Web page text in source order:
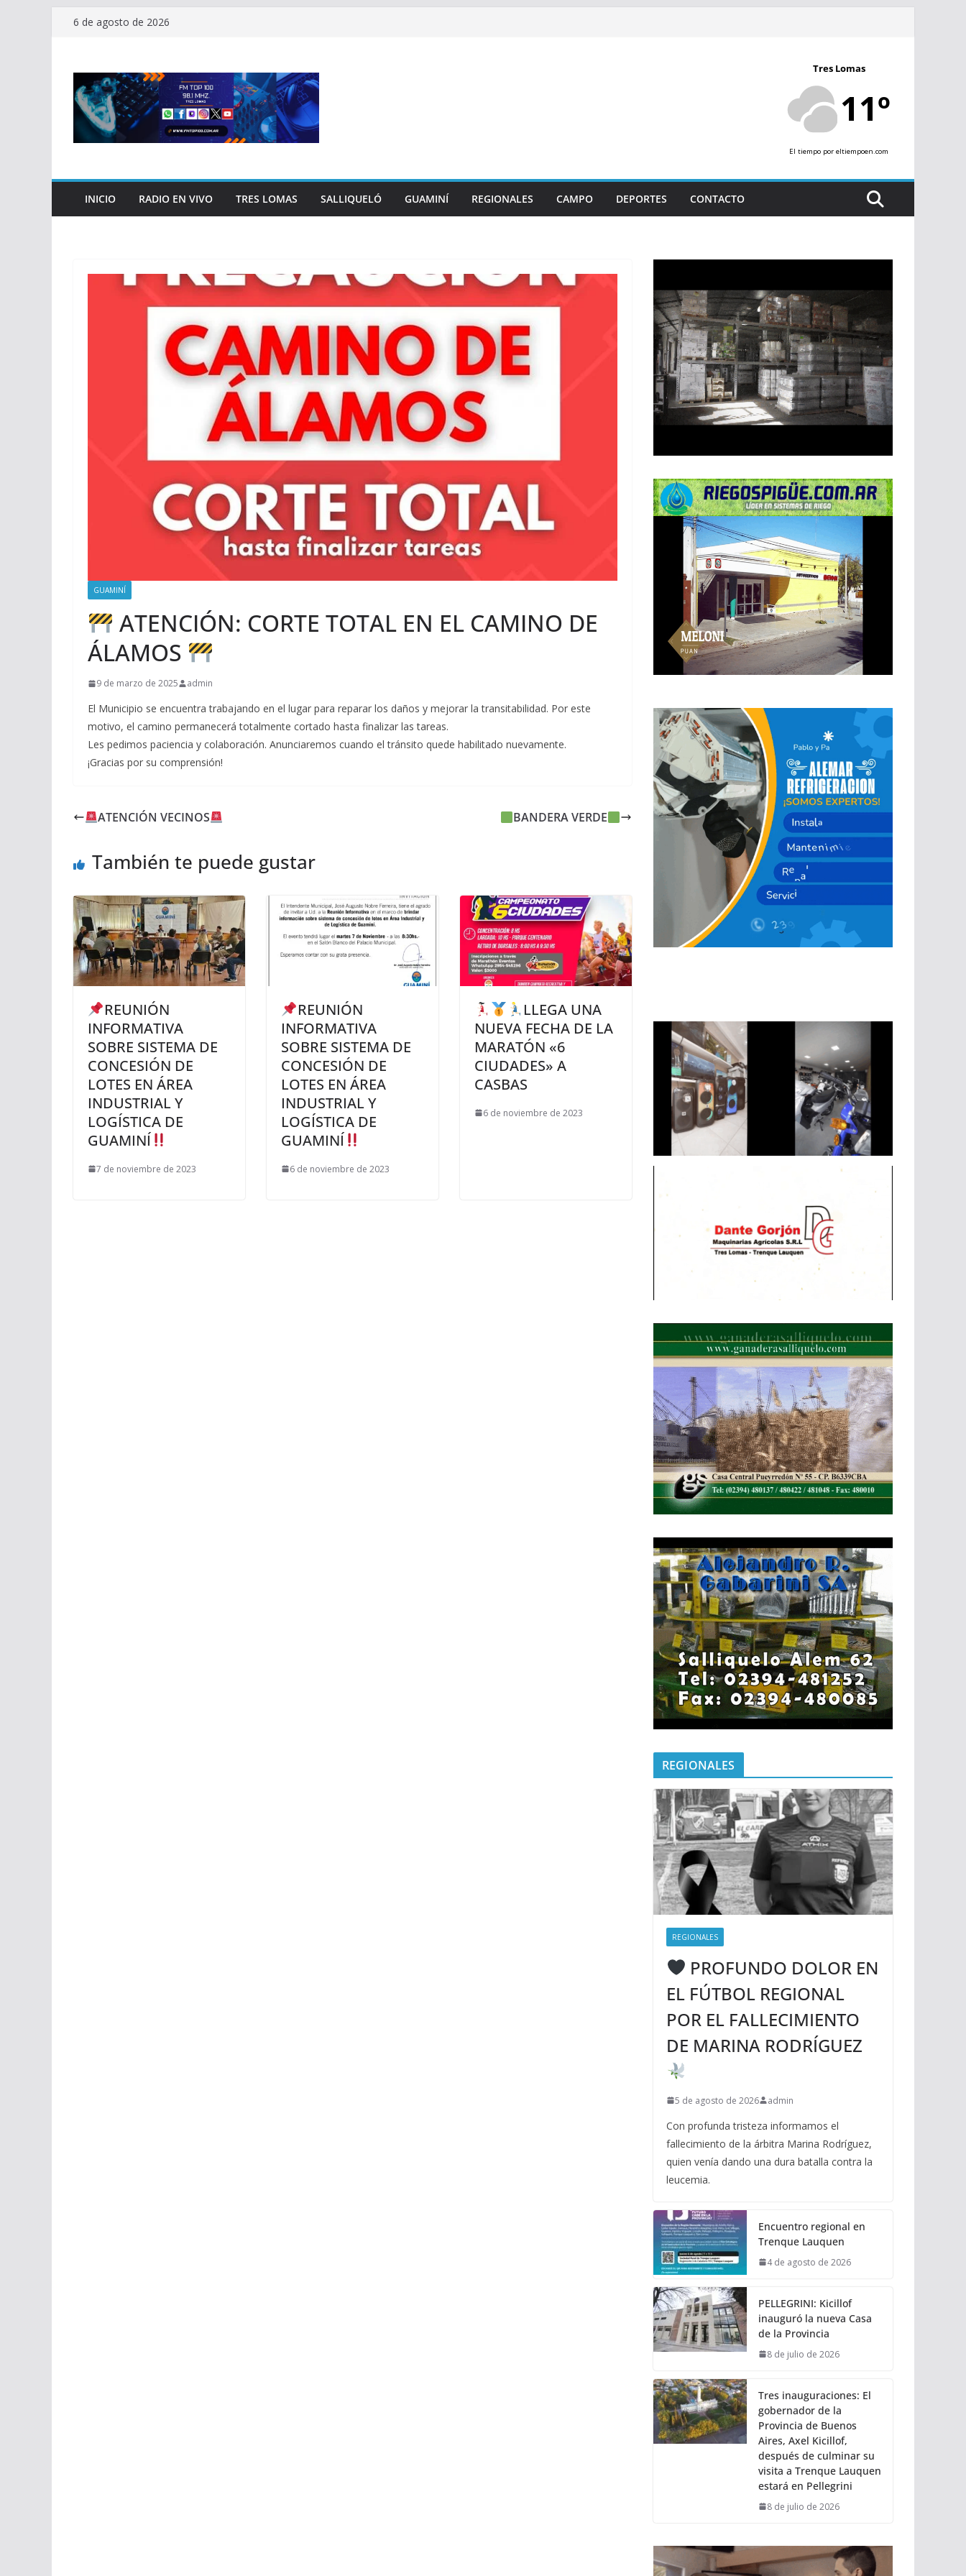
Saltar6 de agosto de 2026
Tres Lomas
11º
El tiempo por eltiempoen.com
INICIO RADIO EN VIVO TRES LOMAS SALLIQUELÓ GUAMINÍ REGIONALES CAMPO DEPORTES CONTACTO
GUAMINÍ
ATENCIÓN: CORTE TOTAL EN EL CAMINO DE
ÁLAMOS
9 de marzo de 2025 admin
El Municipio se encuentra trabajando en el lugar para reparar los daños y mejorar la transitabilidad. Por este
motivo, el camino permanecerá totalmente cortado hasta finalizar las tareas.
Les pedimos paciencia y colaboración. Anunciaremos cuando el tránsito quede habilitado nuevamente.
¡Gracias por su comprensión!
ATENCIÓN VECINOS BANDERA VERDE
También te puede gustar
REUNIÓN
INFORMATIVA
SOBRE SISTEMA DE
CONCESIÓN DE
LOTES EN ÁREA
INDUSTRIAL Y
LOGÍSTICA DE
GUAMINÍ
7 de noviembre de 2023
REUNIÓN
INFORMATIVA
SOBRE SISTEMA DE
CONCESIÓN DE
LOTES EN ÁREA
INDUSTRIAL Y
LOGÍSTICA DE
GUAMINÍ
6 de noviembre de 2023
LLEGA UNA
NUEVA FECHA DE LA
MARATÓN «6
CIUDADES» A
CASBAS
6 de noviembre de 2023
REGIONALES
REGIONALES
PROFUNDO DOLOR EN
EL FÚTBOL REGIONAL
POR EL FALLECIMIENTO
DE MARINA RODRÍGUEZ
5 de agosto de 2026 admin
Con profunda tristeza informamos el
fallecimiento de la árbitra Marina Rodríguez,
quien venía dando una dura batalla contra la
leucemia.
Encuentro regional en
Trenque Lauquen
4 de agosto de 2026
PELLEGRINI: Kicillof
inauguró la nueva Casa
de la Provincia
8 de julio de 2026
Tres inauguraciones: El
gobernador de la
Provincia de Buenos
Aires, Axel Kicillof,
después de culminar su
visita a Trenque Lauquen
estará en Pellegrini
8 de julio de 2026